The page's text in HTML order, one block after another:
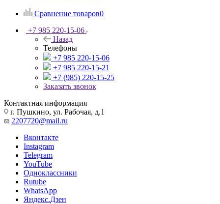
Сравнение товаров0
+7 985 220-15-06
Назад
Телефоны
+7 985 220-15-06
+7 985 220-15-21
+7 (985) 220-15-25
Заказать звонок
Контактная информация
г. Пушкино, ул. Рабочая, д.1
2207720@mail.ru
Вконтакте
Instagram
Telegram
YouTube
Одноклассники
Rutube
WhatsApp
Яндекс.Дзен